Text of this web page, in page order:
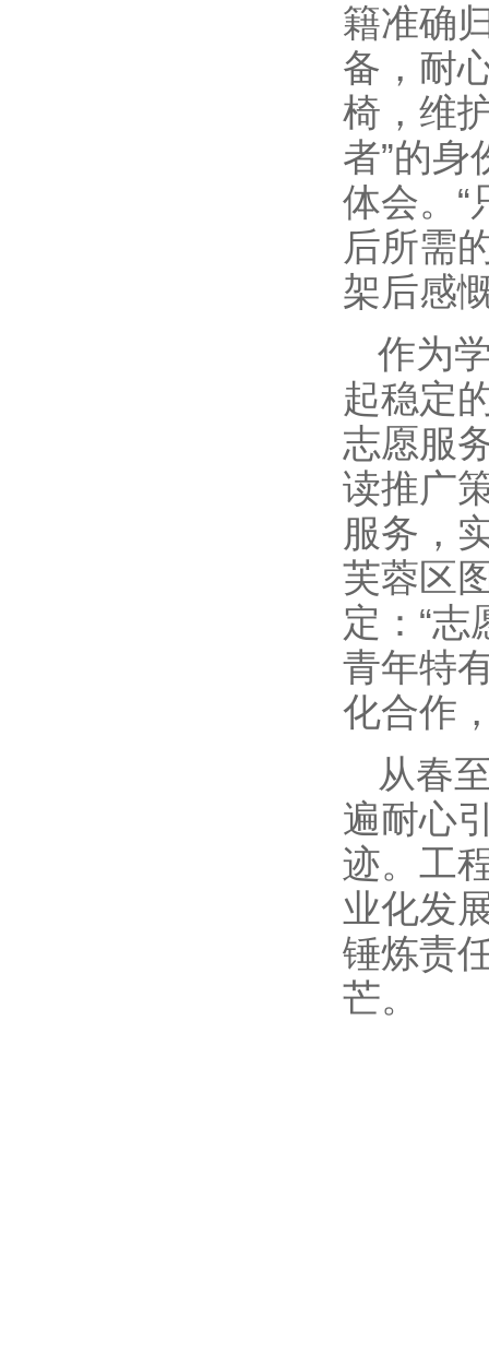
籍准确
备，耐
椅，维
者”的
体会。“
后所需
架后感
作为
起稳定
志愿服
读推广
服务，
芙蓉区
定：“
青年特
化合作
从春
遍耐心
迹。工
业化发
锤炼责
芒。